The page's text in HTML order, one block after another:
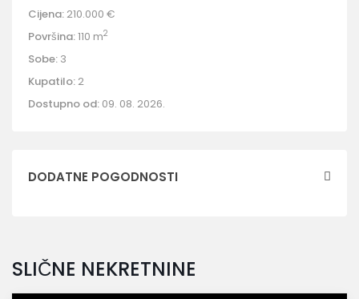
Cijena: 210.000 €
Površina:110 m2
Sobe: 3
Kupatilo: 2
Dostupno od: 09. 08. 2026.
DODATNE POGODNOSTI
SLIČNE NEKRETNINE